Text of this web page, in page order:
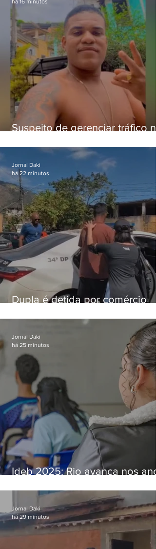
Suspeito de gerenciar tráfico na
foragido
há 16 minutos
Dupla é detida por comércio
Bangu
Jornal Daki
há 22 minutos
Ideb 2025: Rio avança nos
nacional
Jornal Daki
há 25 minutos
Jornal Daki
há 29 minutos